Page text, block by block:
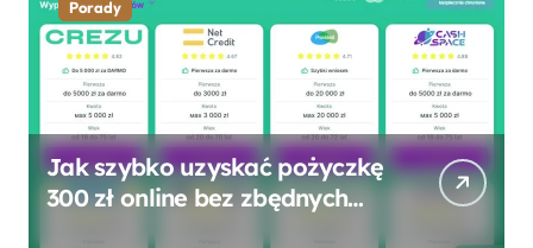
Porady
Jak szybko uzyskać pożyczkę
300 zł online bez zbędnych